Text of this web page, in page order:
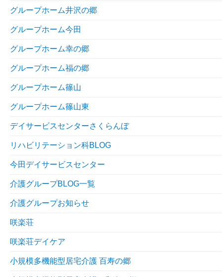
グループホーム井沢の郷
グループホーム今田
グループホーム幸の郷
グループホーム福の郷
グループホーム篠山
グループホーム篠山東
デイサービスセンターさくらんぼ
リハビリテーション科BLOG
今田デイサービスセンター
介護グループBLOG一覧
介護グループお知らせ
咲楽荘
咲楽荘デイケア
小規模多機能型居宅介護 百寿の郷